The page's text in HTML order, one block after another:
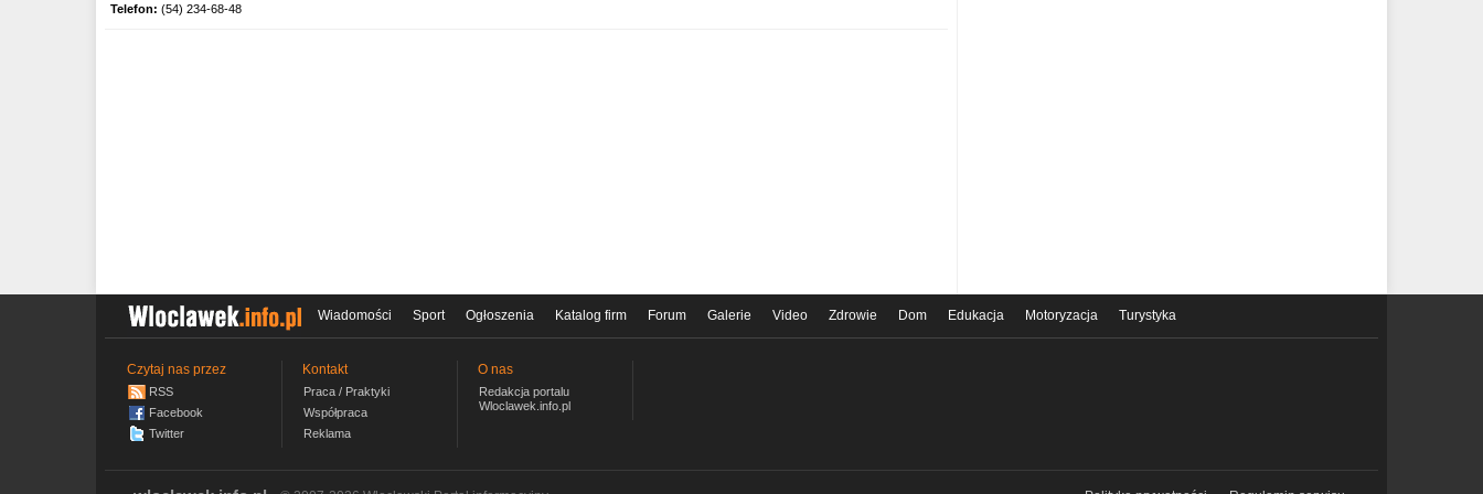
Telefon: (54) 234-68-48
Wiadomości Sport Ogłoszenia Katalog firm Forum Galerie Video Zdrowie Dom Edukacja Motoryzacja Turystyka
Czytaj nas przez
RSS
Facebook
Twitter
Kontakt
Praca / Praktyki
Współpraca
Reklama
O nas
Redakcja portalu
Wloclawek.info.pl